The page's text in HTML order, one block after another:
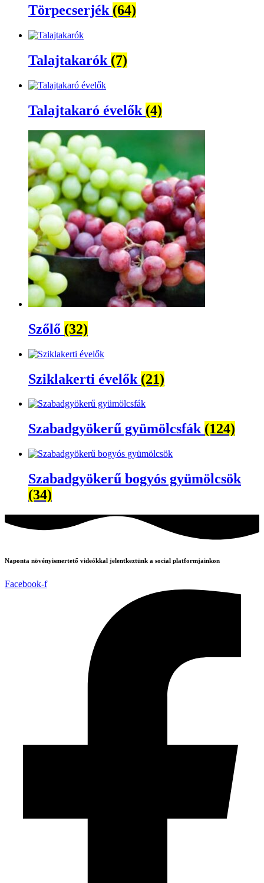
Törpecserjék (64)
Talajtakarók (7)
Talajtakaró évelők (4)
Szőlő (32)
Sziklakerti évelők (21)
Szabadgyökerű gyümölcsfák (124)
Szabadgyökerű bogyós gyümölcsök
(34)
Naponta növényismertető videókkal jelentkeztünk a social platformjainkon
Facebook-f